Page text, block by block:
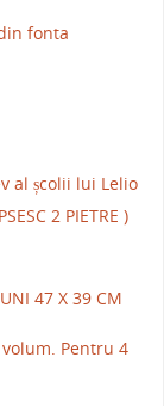
fonta
al școlii lui Lelio
2 PIETRE )
47 X 39 CM
Pentru 4